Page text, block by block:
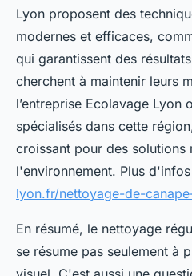
Lyon proposent des
modernes et efficaces,
qui garantissent des
cherchent à maintenir leurs
l’entreprise Ecolavage Lyon
spécialisés dans cette
croissant pour des solutions
l'environnement. Plus
lyon.fr/nettoyage-de-
En résumé, le nettoyage
se résume pas seulement à